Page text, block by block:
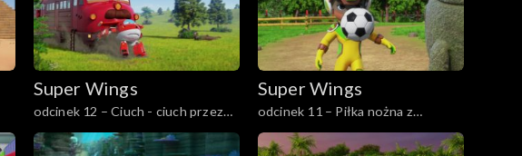
Super Wings
odcinek 12 – Ciuch - ciuch przez
wodę
Super Wings
odcinek 11 – Piłka nożna z
rzeźbami